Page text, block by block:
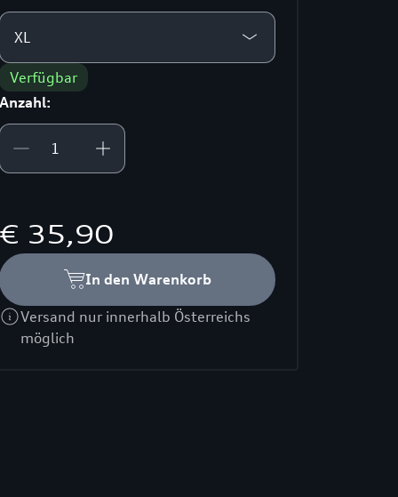
XL
Verfügbar
Anzahl:
€ 35,90
In den Warenkorb
Versand nur innerhalb Österreichs
möglich